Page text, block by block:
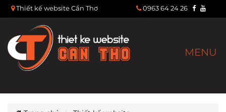
Thiết kế website Cần Thơ 0963 64 24 26
MENU